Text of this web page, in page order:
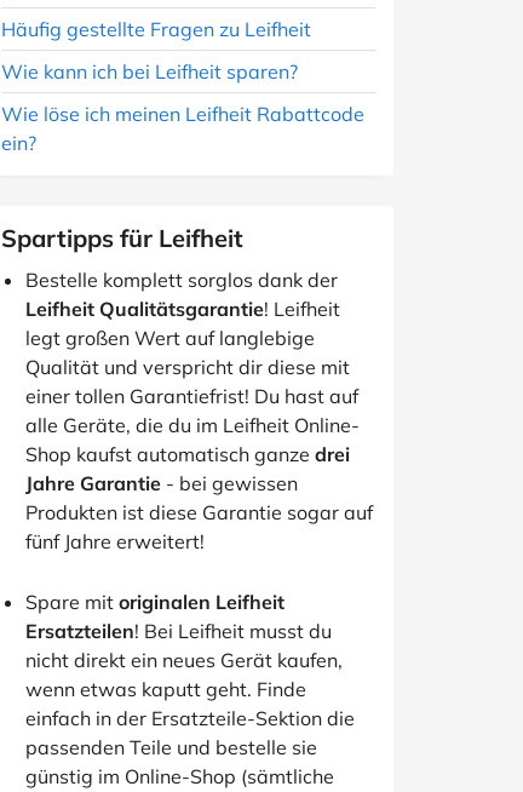
Häufig gestellte Fragen zu Leifheit
Wie kann ich bei Leifheit sparen?
Wie löse ich meinen Leifheit Rabattcode
ein?
Spartipps für Leifheit
Bestelle komplett sorglos dank der
Leifheit Qualitätsgarantie! Leifheit
legt großen Wert auf langlebige
Qualität und verspricht dir diese mit
einer tollen Garantiefrist! Du hast auf
alle Geräte, die du im Leifheit Online-
Shop kaufst automatisch ganze drei
Jahre Garantie - bei gewissen
Produkten ist diese Garantie sogar auf
fünf Jahre erweitert!
Spare mit originalen Leifheit
Ersatzteilen! Bei Leifheit musst du
nicht direkt ein neues Gerät kaufen,
wenn etwas kaputt geht. Finde
einfach in der Ersatzteile-Sektion die
passenden Teile und bestelle sie
günstig im Online-Shop (sämtliche